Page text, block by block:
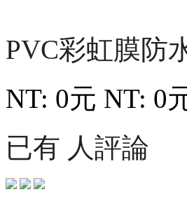
PVC彩虹膜防
NT: 0元 NT: 0
已有 人評論